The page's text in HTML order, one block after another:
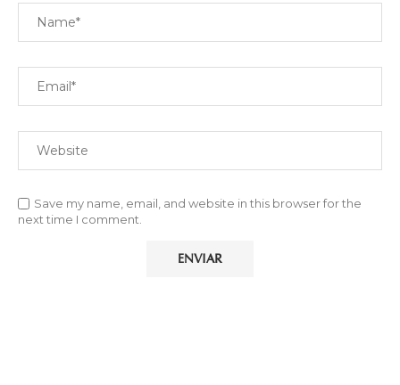
Save my name, email, and website in this browser for the
next time I comment.